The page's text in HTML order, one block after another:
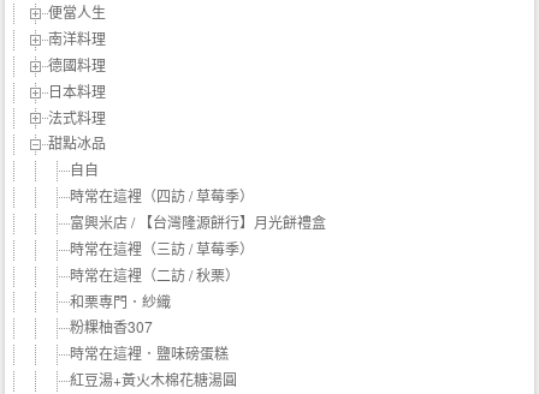
便當人生
南洋料理
德國料理
日本料理
法式料理
甜點冰品
自自
時常在這裡（四訪 / 草莓季）
富興米店 / 【台灣隆源餅行】月光餅禮盒
時常在這裡（三訪 / 草莓季）
時常在這裡（二訪 / 秋栗）
和栗専門．紗織
粉粿柚香307
時常在這裡．鹽味磅蛋糕
紅豆湯+黃火木棉花糖湯圓